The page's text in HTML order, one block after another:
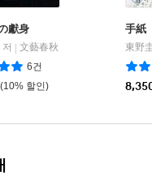
獻身
文藝春秋
6건
(10% 할인)
手紙
東野